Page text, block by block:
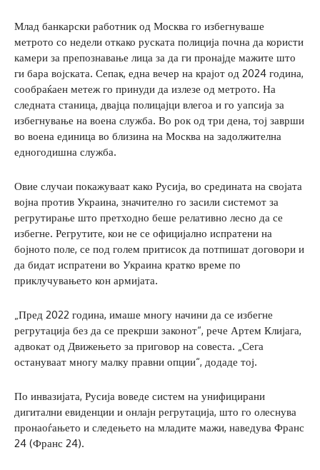
Млад банкарски работник од Москва го избегнуваше
метрото со недели откако руската полиција почна да користи
камери за препознавање лица за да ги пронајде мажите што
ги бара војската. Сепак, една вечер на крајот од 2024 година,
сообраќаен метеж го принуди да излезе од метрото. На
следната станица, двајца полицајци влегоа и го уапсија за
избегнување на воена служба. Во рок од три дена, тој заврши
во воена единица во близина на Москва на задолжителна
едногодишна служба.
Овие случаи покажуваат како Русија, во средината на својата
војна против Украина, значително го засили системот за
регрутирање што претходно беше релативно лесно да се
избегне. Регрутите, кои не се официјално испратени на
бојното поле, се под голем притисок да потпишат договори и
да бидат испратени во Украина кратко време по
приклучувањето кон армијата.
„Пред 2022 година, имаше многу начини да се избегне
регрутација без да се прекрши законот“, рече Артем Клијага,
адвокат од Движењето за приговор на совеста. „Сега
остануваат многу малку правни опции“, додаде тој.
По инвазијата, Русија воведе систем на унифицирани
дигитални евиденции и онлајн регрутација, што го олеснува
пронаоѓањето и следењето на младите мажи, наведува Франс
24 (Франс 24).